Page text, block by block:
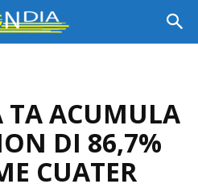
TA ACUMULA
DI 86,7%
CUATER